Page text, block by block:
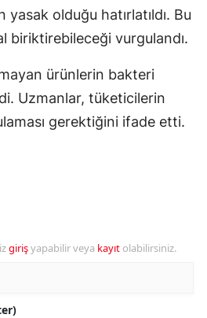
yasak olduğu hatırlatıldı. Bu
biriktirebileceği vurgulandı.
ürünlerin bakteri
Uzmanlar, tüketicilerin
gerektiğini ifade etti.
girişyapabilir veya kayıt olabilirsiniz.